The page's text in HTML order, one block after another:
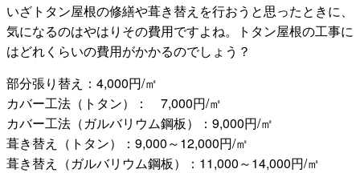
いざトタン屋根の修繕や葺き替えを行おうと思ったときに、
気になるのはやはりその費用ですよね。トタン屋根の工事に
はどれくらいの費用がかかるのでしょう？
部分張り替え：4,000円/㎡
カバー工法（トタン）： 7,000円/㎡
カバー工法（ガルバリウム鋼板）：9,000円/㎡
葺き替え（トタン）：9,000～12,000円/㎡
葺き替え（ガルバリウム鋼板）：11,000～14,000円/㎡